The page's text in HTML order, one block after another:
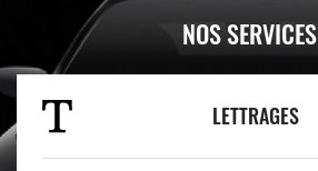
NOS SERVICES
LETTRAGES